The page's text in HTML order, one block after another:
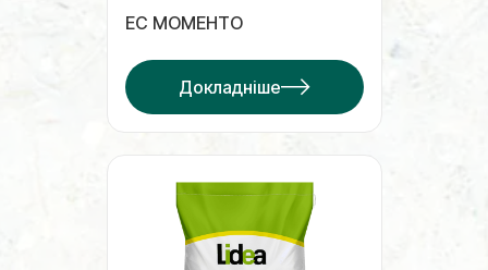
ЕС МОМЕНТО
Докладніше